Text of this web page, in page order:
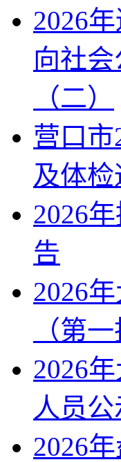
2026
向社
（二）
营口
及体检
2026
告
2026
（第
2026
人员公
2026